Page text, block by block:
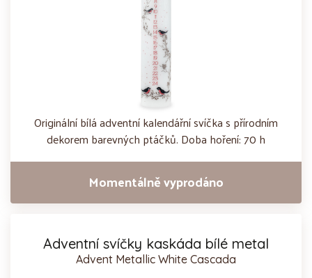
Originální bílá adventní kalendářní svíčka s přírodním
dekorem barevných ptáčků. Doba hoření: 70 h
Momentálně vyprodáno
Adventní svíčky kaskáda bílé metal
Advent Metallic White Cascada